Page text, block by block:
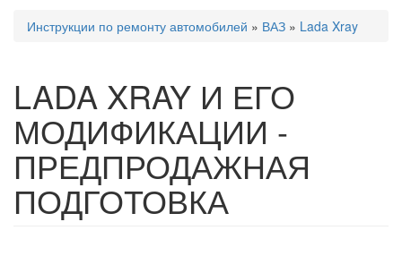
Вы здесь
Инструкции по ремонту автомобилей » ВАЗ » Lada Xray
LADA XRAY И ЕГО
МОДИФИКАЦИИ -
ПРЕДПРОДАЖНАЯ
ПОДГОТОВКА